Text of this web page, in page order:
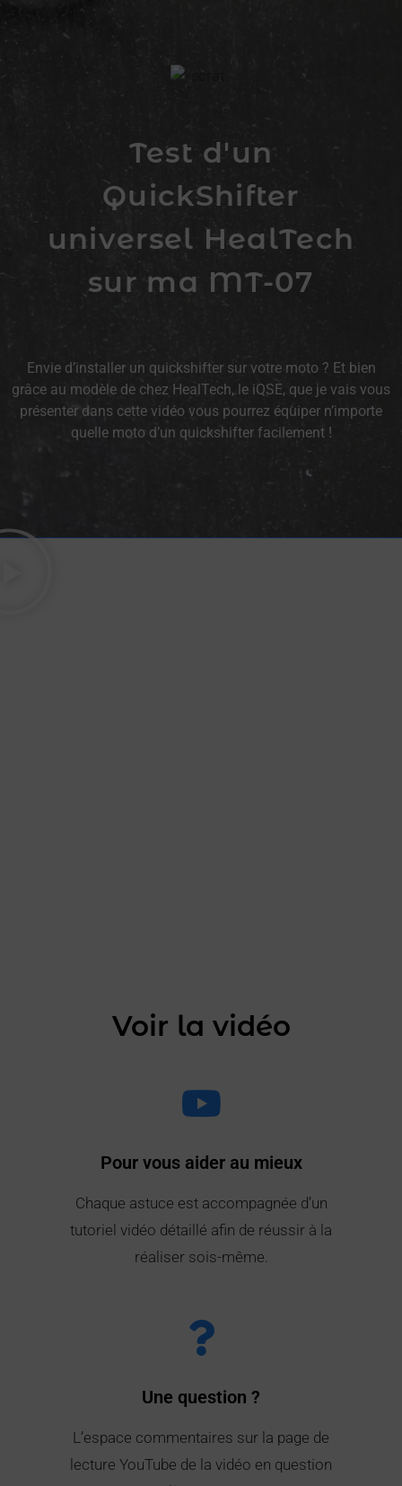
Test d'un
QuickShifter
universel HealTech
sur ma MT-07
Envie d’installer un quickshifter sur votre moto ? Et bien
grâce au modèle de chez HealTech, le iQSE, que je vais vous
présenter dans cette vidéo vous pourrez équiper n’importe
quelle moto d’un quickshifter facilement !
Voir la vidéo
Pour vous aider au mieux
Chaque astuce est accompagnée d’un
tutoriel vidéo détaillé afin de réussir à la
réaliser sois-même.
Une question ?
L’espace commentaires sur la page de
lecture YouTube de la vidéo en question